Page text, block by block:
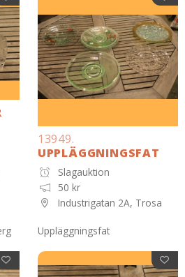
13949.
UPPLÄGGNINGSFAT
Slagauktion
50 kr
Industrigatan 2A, Trosa
Uppläggningsfat